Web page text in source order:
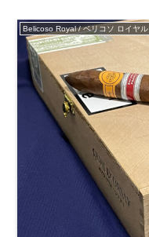
Belicoso Royal / ベリコソ ロイヤル